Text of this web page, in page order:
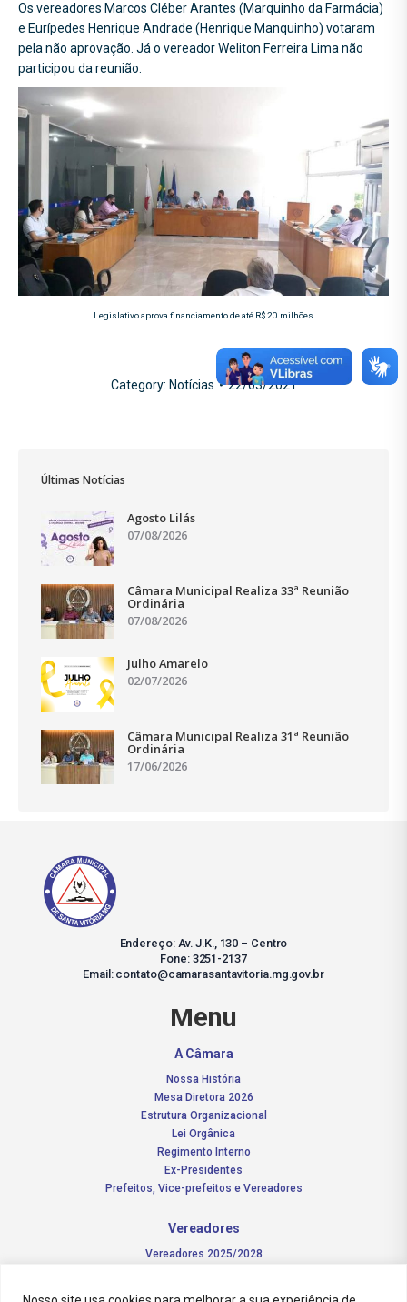
Os vereadores Marcos Cléber Arantes (Marquinho da Farmácia)
e Eurípedes Henrique Andrade (Henrique Manquinho) votaram
pela não aprovação. Já o vereador Weliton Ferreira Lima não
participou da reunião.
Legislativo aprova financiamento de até R$ 20 milhões
Category: Notícias 22/03/2021
Últimas Notícias
Agosto Lilás
07/08/2026
Câmara Municipal Realiza 33ª Reunião
Ordinária
07/08/2026
Julho Amarelo
02/07/2026
Câmara Municipal Realiza 31ª Reunião
Ordinária
17/06/2026
Endereço: Av. J.K., 130 – Centro
Fone: 3251-2137
Email: contato@camarasantavitoria.mg.gov.br
Menu
A Câmara
Nossa História
Mesa Diretora 2026
Estrutura Organizacional
Lei Orgânica
Regimento Interno
Ex-Presidentes
Prefeitos, Vice-prefeitos e Vereadores
Vereadores
Vereadores 2025/2028